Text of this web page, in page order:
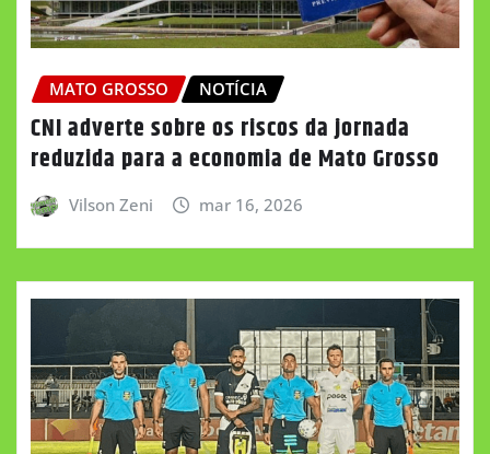
MATO GROSSO NOTÍCIA
CNI adverte sobre os riscos da jornada
reduzida para a economia de Mato Grosso
Vilson Zeni mar 16, 2026